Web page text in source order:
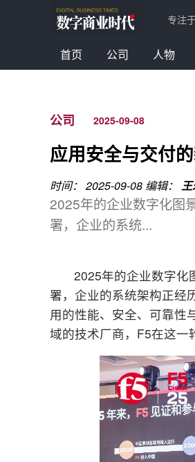
专注
首页 公司 人物
公司 2025-09-08
应用安全与交付
时间： 2025-09-08编辑： 王
2025年的企业数字化图
署，企业的系统...
2025年的企业数字化
署，企业的系统架构正
用的性能、安全、可靠性
域的技术厂商，F5在这一